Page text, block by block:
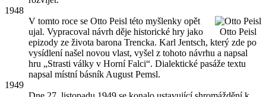
1948
Otto Peisl
V tomto roce se Otto Peisl této myšlenky opět
ujal. Vypracoval návrh děje historické hry jako
epizody ze života barona Trencka. Karl Jentsch, který zde po
vysídlení našel novou vlast, vyšel z tohoto návrhu a napsal
hru „Strasti války v Horní Falci“. Dialektické pasáže textu
napsal místní básník August Pemsl.
1949